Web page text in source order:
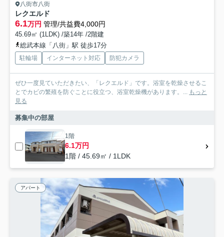
八街市八街
レクエルド
6.1万円 管理/共益費4,000円
45.69㎡ (1LDK) /築14年 /2階建
総武本線「八街」駅 徒歩17分
駐輪場 インターネット対応 防犯カメラ
ぜひ一度見ていただきたい、「レクエルド」です。浴室を乾燥させるこ
とでカビの繁殖を防ぐことに役立つ、浴室乾燥機があります。... もっと
見る
募集中の部屋
1階
6.1万円
1階 / 45.69㎡ / 1LDK
アパート